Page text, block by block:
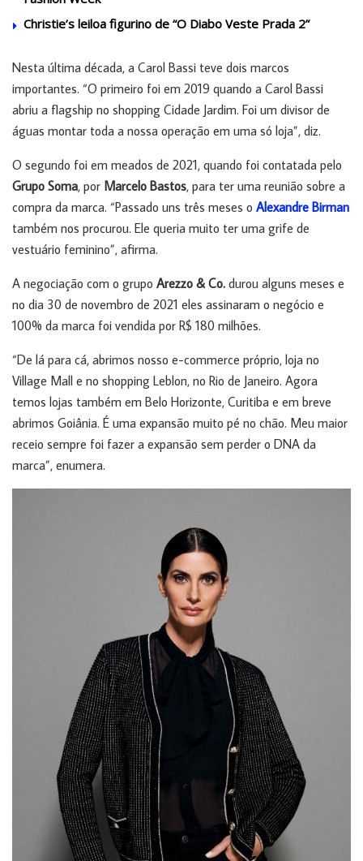
Christie’s leiloa figurino de “O Diabo Veste Prada 2”
Nesta última década, a Carol Bassi teve dois marcos
importantes. “O primeiro foi em 2019 quando a Carol Bassi
abriu a flagship no shopping Cidade Jardim. Foi um divisor de
águas montar toda a nossa operação em uma só loja”, diz.
O segundo foi em meados de 2021, quando foi contatada pelo
Grupo Soma, por Marcelo Bastos, para ter uma reunião sobre a
compra da marca. “Passado uns três meses o Alexandre Birman
também nos procurou. Ele queria muito ter uma grife de
vestuário feminino”, afirma.
A negociação com o grupo Arezzo & Co. durou alguns meses e
no dia 30 de novembro de 2021 eles assinaram o negócio e
100% da marca foi vendida por R$ 180 milhões.
“De lá para cá, abrimos nosso e-commerce próprio, loja no
Village Mall e no shopping Leblon, no Rio de Janeiro. Agora
temos lojas também em Belo Horizonte, Curitiba e em breve
abrimos Goiânia. É uma expansão muito pé no chão. Meu maior
receio sempre foi fazer a expansão sem perder o DNA da
marca”, enumera.